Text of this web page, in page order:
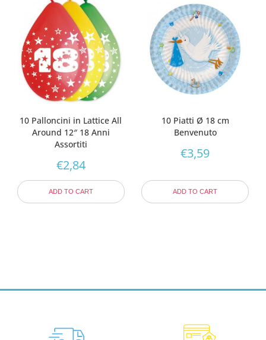
10 Palloncini in Lattice All
Around 12″ 18 Anni
Assortiti
€2,84
ADD TO CART
10 Piatti Ø 18 cm
Benvenuto
€3,59
ADD TO CART